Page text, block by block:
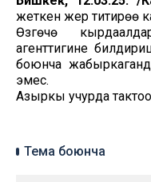
жеткен жер титирөө
Өзгөчө
агенттигине
боюнча
эмес.
Азыркы учурда тактоо
Тема боюнча